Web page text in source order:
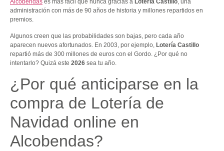
Alcobendas es más fácil que nunca gracias a Lotería Castillo, una
administración con más de 90 años de historia y millones repartidos en
premios.
Algunos creen que las probabilidades son bajas, pero cada año
aparecen nuevos afortunados. En 2003, por ejemplo, Lotería Castillo
repartió más de 300 millones de euros con el Gordo. ¿Por qué no
intentarlo? Quizá este 2026 sea tu año.
¿Por qué anticiparse en la
compra de Lotería de
Navidad online en
Alcobendas?